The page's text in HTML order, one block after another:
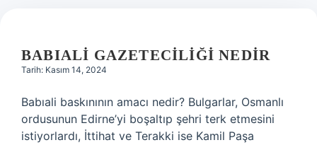
BABIALI GAZETECILIĞI NEDIR
Tarih: Kasım 14, 2024
Babıali baskınının amacı nedir? Bulgarlar, Osmanlı
ordusunun Edirne’yi boşaltıp şehri terk etmesini
istiyorlardı, İttihat ve Terakki ise Kamil Paşa